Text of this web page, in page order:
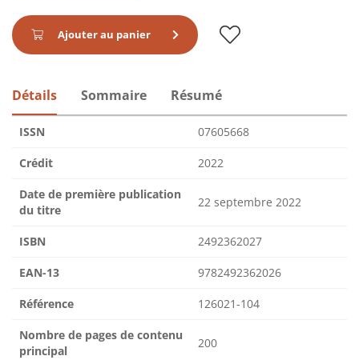
Ajouter au panier
Détails Sommaire Résumé
ISSN 07605668
Crédit 2022
Date de première publication
du titre
22 septembre 2022
ISBN 2492362027
EAN-13 9782492362026
Référence 126021-104
Nombre de pages de contenu
principal
200